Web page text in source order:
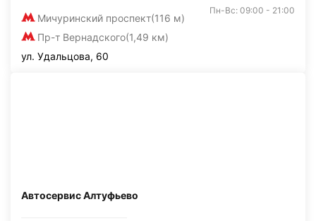
Мичуринский проспект(116 м)
Пр-т Вернадского(1,49 км)
Пн-Вс: 09:00 - 21:00
ул. Удальцова, 60
Автосервис Алтуфьево